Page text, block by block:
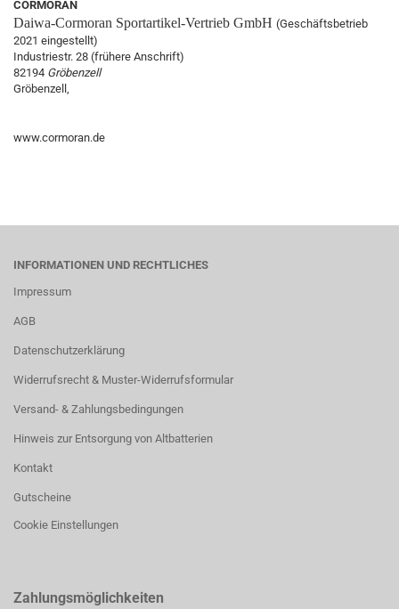
CORMORAN
Daiwa-Cormoran Sportartikel-Vertrieb GmbH (Geschäftsbetrieb
2021 eingestellt)
Industriestr. 28 (frühere Anschrift)
82194 Gröbenzell
Gröbenzell,
www.cormoran.de
INFORMATIONEN UND RECHTLICHES
Impressum
AGB
Datenschutzerklärung
Widerrufsrecht & Muster-Widerrufsformular
Versand- & Zahlungsbedingungen
Hinweis zur Entsorgung von Altbatterien
Kontakt
Gutscheine
Cookie Einstellungen
Zahlungsmöglichkeiten